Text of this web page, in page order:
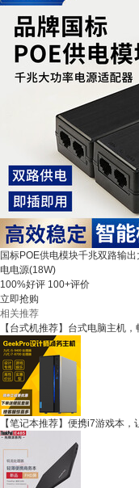
国标POE供电模块千兆双路输
电电源(18W)
100%好评 100+评价
立即抢购
相关推荐
【台式机推荐】台式电脑主机
【笔记本推荐】便携i7游戏本，